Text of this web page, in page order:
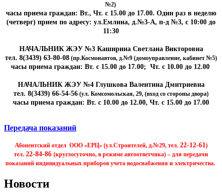
№2)
часы приема граждан: Вт., Чт. с 15.00 до 17.00. Один раз в неделю
(четверг) прием по адресу: ул.Емлина, д.№3-А, п-д №3, с 10:00 до
11:30
НАЧАЛЬНИК ЖЭУ №3 Каширина Светлана Викторовна
тел. 8(3439) 63-80-08 (пр.Космонавтов, д.№9 (домоуправление, кабинет №5)
часы приема граждан: Вт. с 15.00 до 17.00; Чт. с 10.00 до 12.00
НАЧАЛЬНИК ЖЭУ №4 Глушкова Валентина Дмитриевна
тел. 8(3439) 66-54-56 (ул. Комсомольская, 29, (вход со стороны двора)
часы приема граждан: Вт. с 10.00 до 12.00, Чт. с 15.00 до 17.00
Передача показаний
Абонентский отдел ООО «ЕРЦ» (ул.Строителей, д.№29, тел. 22-12-61)
тел. 22-84-86 (круглосуточно, в режиме автоответчика) – для передачи
показаний индивидуальных приборов учета водоснабжения и электричества.
Новости